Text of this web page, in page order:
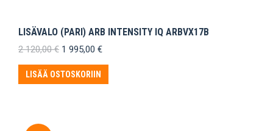
LISÄVALO (PARI) ARB INTENSITY IQ ARBVX17B
2 120,00€ Alkuperäinen
oli:
2
1 995,00 €Nykyinen
1
LISÄÄ OSTOSKORIIN